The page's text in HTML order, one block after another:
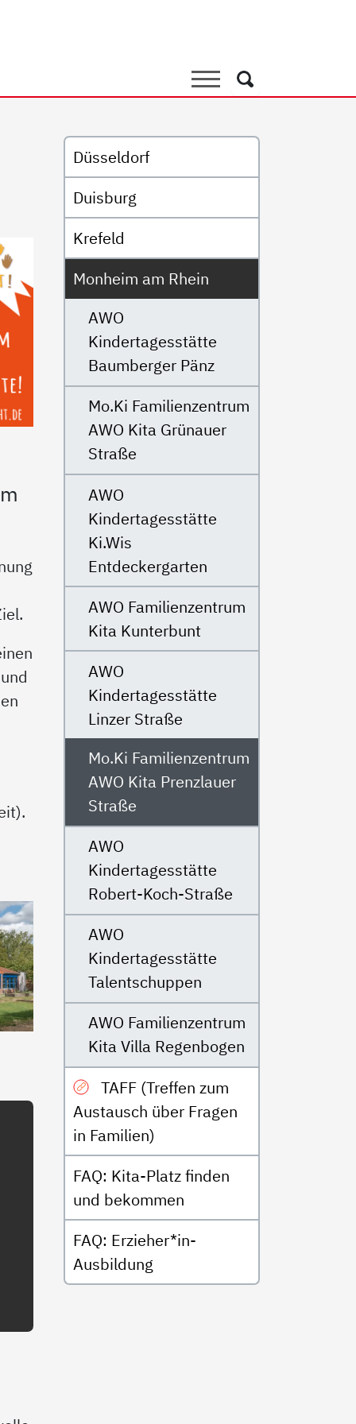
Suche
Suche
Untermenü
Düsseldorf
Duisburg
Krefeld
Monheim am Rhein
AWO
Kindertagesstätte
Baumberger Pänz
Mo.Ki Familienzentrum
AWO Kita Grünauer
Straße
AWO
Kindertagesstätte
Ki.Wis
Entdeckergarten
AWO Familienzentrum
Kita Kunterbunt
AWO
Kindertagesstätte
Linzer Straße
Mo.Ki Familienzentrum
AWO Kita Prenzlauer
Straße
AWO
Kindertagesstätte
Robert-Koch-Straße
AWO
Kindertagesstätte
Talentschuppen
AWO Familienzentrum
Kita Villa Regenbogen
TAFF (Treffen zum
Austausch über Fragen
in Familien)
FAQ: Kita-Platz finden
und bekommen
FAQ: Erzieher*in-
Ausbildung